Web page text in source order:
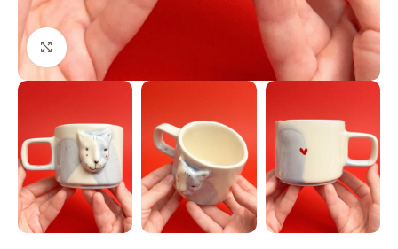
Нажмите, чтобы увеличить изображение